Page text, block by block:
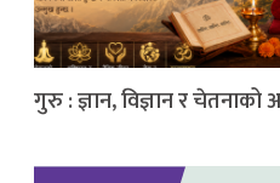
गुरु : ज्ञान, विज्ञान र चेतनाको